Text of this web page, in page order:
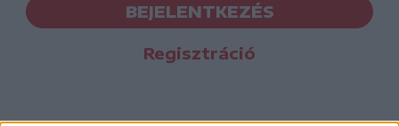
BEJELENTKEZÉS
Regisztráció